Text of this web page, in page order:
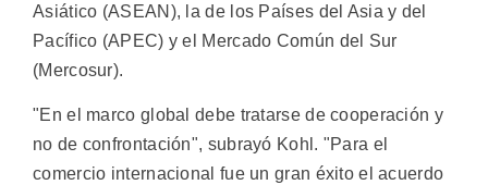
Asiático (ASEAN), la de los Países del Asia y del
Pacífico (APEC) y el Mercado Común del Sur
(Mercosur).
"En el marco global debe tratarse de cooperación y
no de confrontación", subrayó Kohl. "Para el
comercio internacional fue un gran éxito el acuerdo